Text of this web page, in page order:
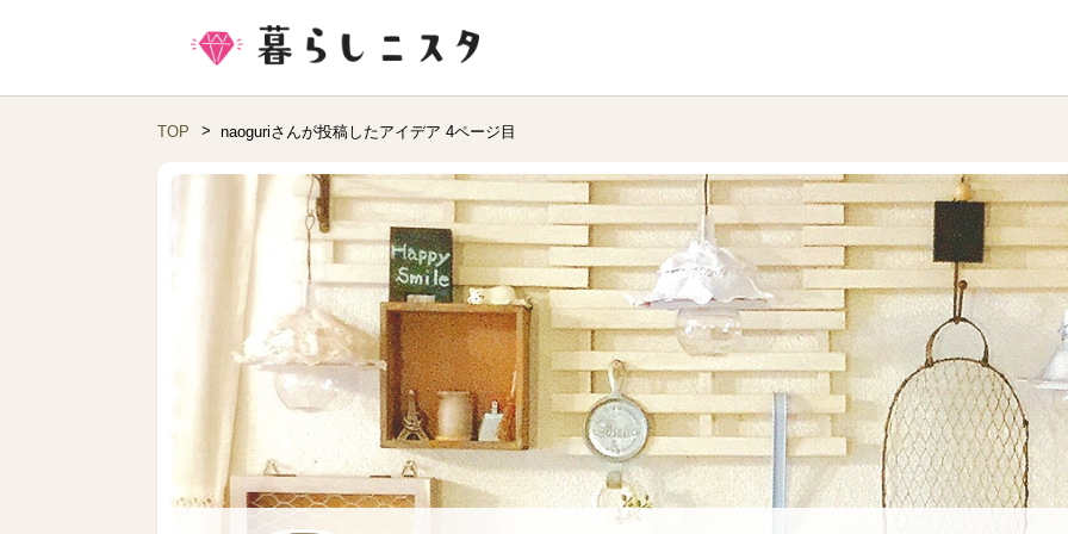
TOP naoguriさんが投稿したアイデア 4ページ目